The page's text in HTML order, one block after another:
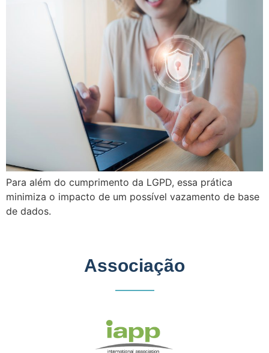
Para além do cumprimento da LGPD, essa prática
minimiza o impacto de um possível vazamento de base
de dados.
Associação